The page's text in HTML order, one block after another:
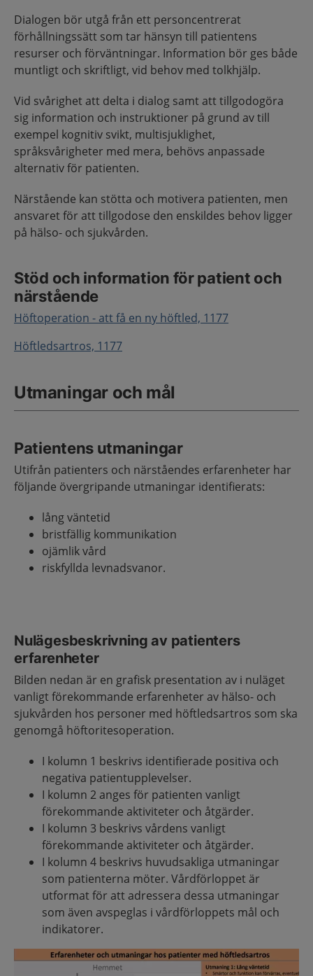
Dialogen bör utgå från ett personcentrerat
förhållningssätt som tar hänsyn till patientens
resurser och förväntningar. Information bör ges både
muntligt och skriftligt, vid behov med tolkhjälp.
Vid svårighet att delta i dialog samt att tillgodogöra
sig information och instruktioner på grund av till
exempel kognitiv svikt, multisjuklighet,
språksvårigheter med mera, behövs anpassade
alternativ för patienten.
Närstående kan stötta och motivera patienten, men
ansvaret för att tillgodose den enskildes behov ligger
på hälso- och sjukvården.
Stöd och information för patient och
närstående
Höftoperation - att få en ny höftled, 1177
Höftledsartros, 1177
Utmaningar och mål
Patientens utmaningar
Utifrån patienters och närståendes erfarenheter har
följande övergripande utmaningar identifierats:
lång väntetid
bristfällig kommunikation
ojämlik vård
riskfyllda levnadsvanor.
Nulägesbeskrivning av patienters
erfarenheter
Bilden nedan är en grafisk presentation av i nuläget
vanligt förekommande erfarenheter av hälso- och
sjukvården hos personer med höftledsartros som ska
genomgå höftoritesoperation.
I kolumn 1 beskrivs identifierade positiva och
negativa patientupplevelser.
I kolumn 2 anges för patienten vanligt
förekommande aktiviteter och åtgärder.
I kolumn 3 beskrivs vårdens vanligt
förekommande aktiviteter och åtgärder.
I kolumn 4 beskrivs huvudsakliga utmaningar
som patienterna möter. Vårdförloppet är
utformat för att adressera dessa utmaningar
som även avspeglas i vårdförloppets mål och
indikatorer.